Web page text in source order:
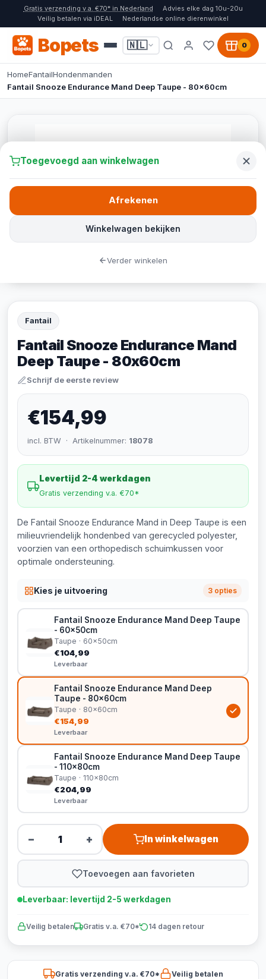
Gratis verzending v.a. €70* in Nederland
Advies elke dag 10u-20u
Veilig betalen via iDEAL
Nederlandse online dierenwinkel
Bopets 🇳🇱 0
HomeFantailHondenmanden
Fantail Snooze Endurance Mand Deep Taupe - 80x60cm
Fantail
Fantail Snooze Endurance Mand
Deep Taupe - 80x60cm
Schrijf de eerste review
€154,99
incl. BTW · Artikelnummer: 18078
Levertijd 2-4 werkdagen
Gratis verzending v.a. €70*
De Fantail Snooze Endurance Mand in Deep Taupe is een
milieuvriendelijk hondenbed van gerecycled polyester,
voorzien van een orthopedisch schuimkussen voor
optimale ondersteuning.
Kies je uitvoering 3 opties
Fantail Snooze Endurance Mand Deep Taupe
- 60x50cm
Taupe · 60x50cm
€104,99
Leverbaar
Fantail Snooze Endurance Mand Deep
Taupe - 80x60cm
Taupe · 80x60cm
€154,99
Leverbaar
Fantail Snooze Endurance Mand Deep Taupe
- 110x80cm
Taupe · 110x80cm
€204,99
Leverbaar
− + In winkelwagen
Toevoegen aan favorieten
Leverbaar: levertijd 2-5 werkdagen
Veilig betalen Gratis v.a. €70* 14 dagen retour
Gratis verzending v.a. €70*
Veilig betalen
Toegevoegd aan winkelwagen
Winkelwagen bekijken
Afrekenen
Verder winkelen